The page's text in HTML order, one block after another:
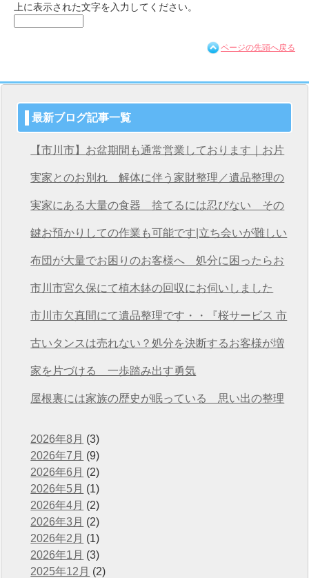
上に表示された文字を入力してください。
ページの先頭へ戻る
最新ブログ記事一覧
【市川市】お盆期間も通常営業しております｜お片
付け・不用品回収は桜サービス市川店へ
実家とのお別れ 解体に伴う家財整理／遺品整理の
桜サービス市川店
実家にある大量の食器 捨てるには忍びない その
想いを次につなげる
鍵お預かりしての作業も可能です|立ち会いが難しい
方も安心の遺品整理
布団が大量でお困りのお客様へ 処分に困ったらお
任せください
市川市宮久保にて植木鉢の回収にお伺いしました
市川市欠真間にて遺品整理です・・『桜サービス 市
川店』
古いタンスは売れない？処分を決断するお客様が増
えています
家を片づける 一歩踏み出す勇気
屋根裏には家族の歴史が眠っている 思い出の整理
2026年8月 (3)
2026年7月 (9)
2026年6月 (2)
2026年5月 (1)
2026年4月 (2)
2026年3月 (2)
2026年2月 (1)
2026年1月 (3)
2025年12月 (2)